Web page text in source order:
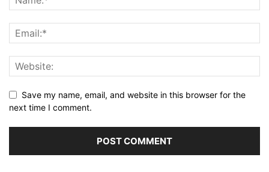
Save my name, email, and website in this browser for the
next time I comment.